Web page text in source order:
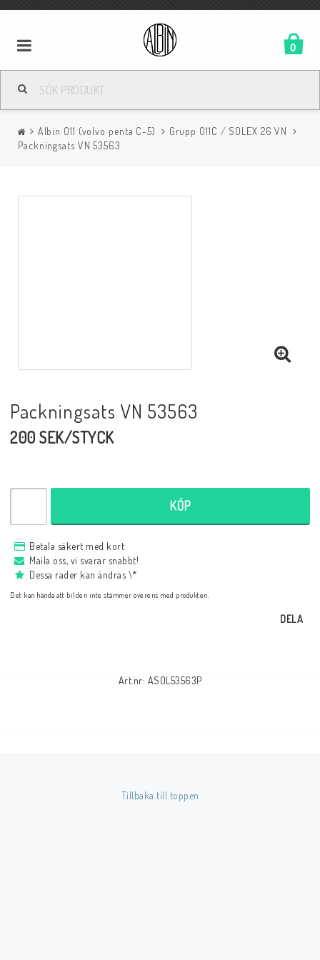
0
Albin O11 (volvo penta C-5)
Grupp O11C / SOLEX 26 VN
Packningsats VN 53563
Packningsats VN 53563
200 SEK/STYCK
KÖP
Betala säkert med kort
Maila oss, vi svarar snabbt!
Dessa rader kan ändras \*
Det kan hända att bilden inte stämmer överens med produkten.
DELA
Art.nr: ASOL53563P
Tillbaka till toppen